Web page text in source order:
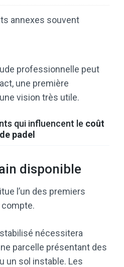
annexes souvent
professionnelle peut
une première
vision très utile.
qui influencent le coût
padel
disponible
l’un des premiers
nécessitera
parcelle présentant des
un sol instable. Les